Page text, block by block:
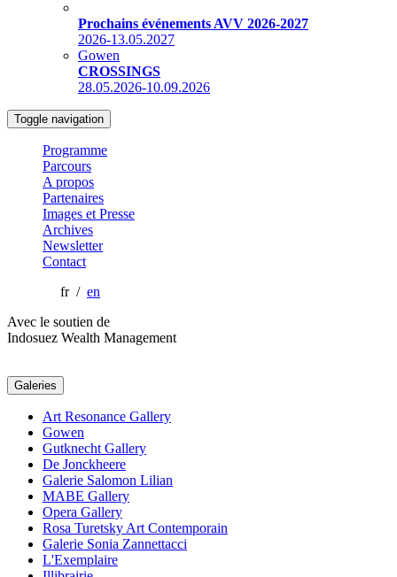
Prochains événements AVV 2026-2027
2026-13.05.2027
Gowen
CROSSINGS
28.05.2026-10.09.2026
Toggle navigation
Programme
Parcours
A propos
Partenaires
Images et Presse
Archives
Newsletter
Contact
fr / en
Avec le soutien de
Indosuez Wealth Management
Galeries
Art Resonance Gallery
Gowen
Gutknecht Gallery
De Jonckheere
Galerie Salomon Lilian
MABE Gallery
Opera Gallery
Rosa Turetsky Art Contemporain
Galerie Sonia Zannettacci
L'Exemplaire